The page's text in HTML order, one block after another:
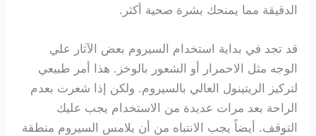
الدقيقة مما يمنحك بشرة صحية أكثر.
قد تجد في بداية استخدام السيروم بعض الآثار علي
الوجه مثل الاحمرار أو الشعور بالوخز. هذا أمر طبيعي
لتركيز الريتينول العالي بالسيروم. ولكن إذا شعرت بعدم
الراحة بعد مرات عديدة من الاستخدام يجب عليك
التوقف. أيضاً يجب الانتباه من أن يلامس السيروم منطقة